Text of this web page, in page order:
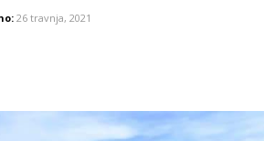
26 travnja, 2021